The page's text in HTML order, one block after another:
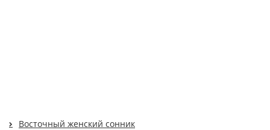
Восточный женский сонник